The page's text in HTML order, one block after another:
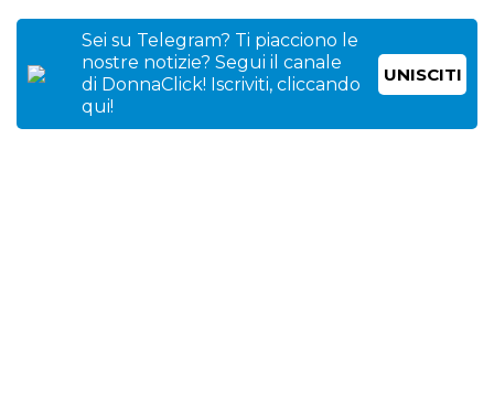
Sei su Telegram? Ti piacciono le
nostre notizie? Segui il canale
di DonnaClick! Iscriviti, cliccando
qui!
UNISCITI